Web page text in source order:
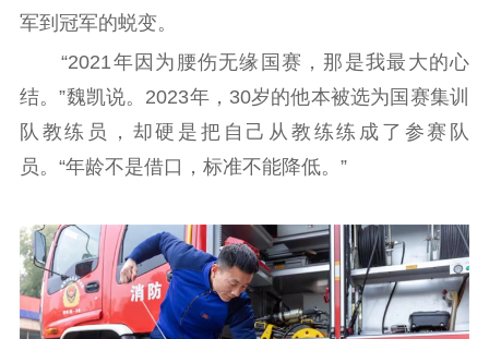
紫金人才
数据资源
公共服务
新时代公民素养
新闻出版
科研创新
服务管理平台
智库服务
管理平台
文艺创作
服务管理
文化产业
统计分析
数字出版
审读服务
新闻发布工作备
案管理系统
军到冠军的蜕变。
“2021年因为腰伤无缘国赛，那是我最大的心
结。”魏凯说。2023年，30岁的他本被选为国赛集训
队教练员，却硬是把自己从教练练成了参赛队
员。“年龄不是借口，标准不能降低。”